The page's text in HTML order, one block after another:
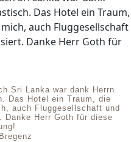
Sri Lanka war dank Herrn
Das Hotel ein Traum, die
auch Fluggesellschaft und
Danke Herr Goth für diese